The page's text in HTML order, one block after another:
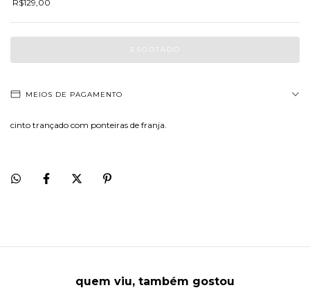
R$129,00
MEIOS DE PAGAMENTO
cinto trançado com ponteiras de franja.
quem viu, também gostou